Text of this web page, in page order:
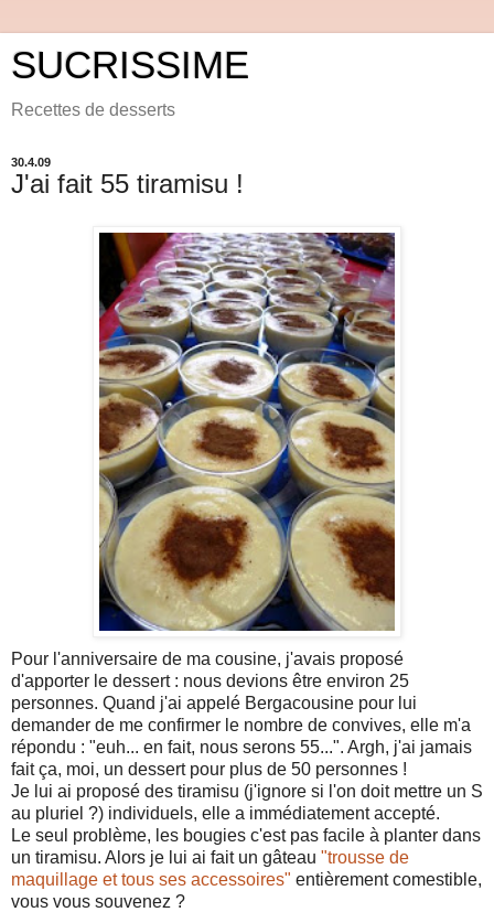
SUCRISSIME
Recettes de desserts
30.4.09
J'ai fait 55 tiramisu !
Pour l'anniversaire de ma cousine, j'avais proposé
d'apporter le dessert : nous devions être environ 25
personnes. Quand j'ai appelé Bergacousine pour lui
demander de me confirmer le nombre de convives, elle m'a
répondu : "euh... en fait, nous serons 55...". Argh, j'ai jamais
fait ça, moi, un dessert pour plus de 50 personnes !
Je lui ai proposé des tiramisu (j'ignore si l'on doit mettre un S
au pluriel ?) individuels, elle a immédiatement accepté.
Le seul problème, les bougies c'est pas facile à planter dans
un tiramisu. Alors je lui ai fait un gâteau "trousse de
maquillage et tous ses accessoires" entièrement comestible,
vous vous souvenez ?